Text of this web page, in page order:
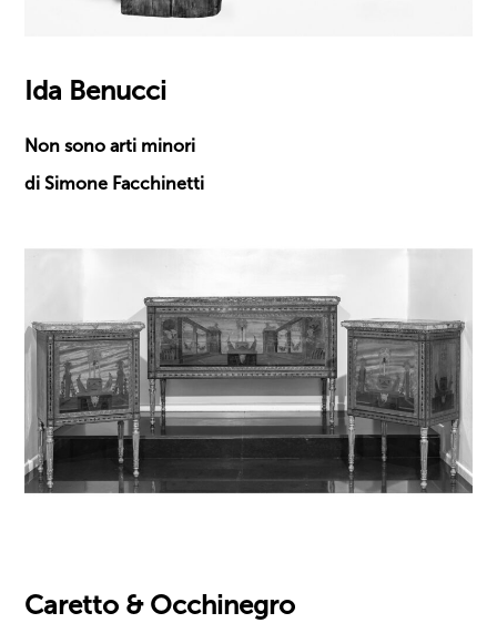
Ida Benucci
Non sono arti minori
di Simone Facchinetti
Caretto & Occhinegro